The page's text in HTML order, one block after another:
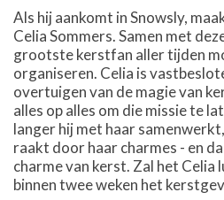
Als hij aankomt in Snowsly,
Celia Sommers. Samen met
grootste kerstfan aller tijden
organiseren. Celia is
overtuigen van de magie van
alles op alles om die missie te
langer hij met haar
raakt door haar charmes - en
charme van kerst. Zal het Celia
binnen twee weken het